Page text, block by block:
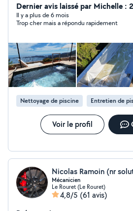
Système filtration, Pompe à chaleur, Rideau électrique,
Contrat d'entretien, Bâche a barres.... Pour toute
demande n'hésitez pas à nous
Dernier avis laissé par Michelle :
Il y a plus de 6 mois
Trop cher mais a répondu rapidement
Nettoyage de piscine Entretien de
Voir le profil
Nicolas Ramoin (nr
Mécanicien
Le Rouret (Le Rouret)
4,8/5 (61 avis)